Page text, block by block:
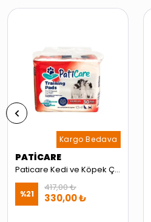
Kargo Bedava
PATİCARE
Paticare Kedi ve Köpek Çiş Pedi 60 x 90cm 30 Adet
%21
417,00 ₺
330,00 ₺